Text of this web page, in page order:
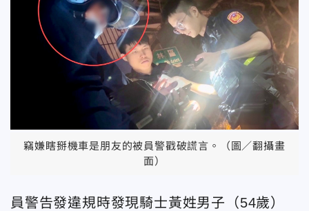
竊嫌瞎掰機車是朋友的被員警戳破謊言。（圖／翻攝畫
面）
員警告發違規時發現騎士黃姓男子（54歲）